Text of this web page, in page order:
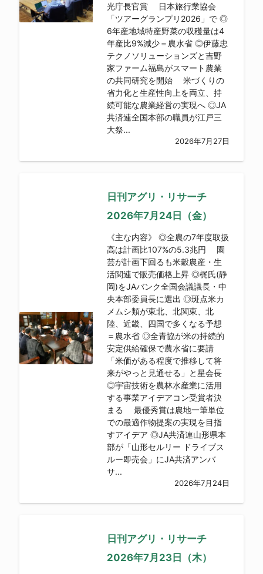
光庁長官賞 日本旅行業協会
「ツアーグランプリ2026」で ◎
6年産地域特産野菜の収穫量は4
年産比9%減少＝農水省 ◎伊藤忠
テクノソリューションズと吉野
家ファーム福島がスマート農業
の共同研究を開始 米づくりの
省力化と生産性向上を両立、持
続可能な農業経営の実現へ ◎JA
共済連全国本部の職員が江戸三
大祭...
2026年7月27日
日刊アグリ・リサーチ
2026年7月24日（金）
《主な内容》 ◎全農の7年度取扱
高は計画比107%の5.3兆円 園
芸が計画下回るも米穀農産・生
活関連で販売価格上昇 ◎梶氏(静
岡)をJAバンク全国会議議長・中
央本部委員長に選出 ◎斑点米カ
メムシ類が東北、北関東、北
陸、近畿、四国で多くなる予想
＝農水省 ◎全青協が米の持続的
安定供給確保で農水省に要請
「米価がある程度で推移して将
来がやっと見通せる」と星会長
◎宇宙技術を農林水産業に活用
する事業アイデアコン受賞者決
まる 最優秀賞は農地一筆単位
での最適作物提案の実現を目指
すアイデア ◎JA共済連山形県本
部が「山形セルリー ドライブス
ルー即売会」にJA共済アンバ
サ...
2026年7月24日
日刊アグリ・リサーチ
2026年7月23日（木）